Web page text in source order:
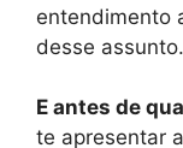
entendimento
desse
E antes de
te apresentar